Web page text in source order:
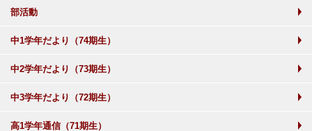
部活動
中1学年だより（74期生）
中2学年だより（73期生）
中3学年だより（72期生）
高1学年通信（71期生）